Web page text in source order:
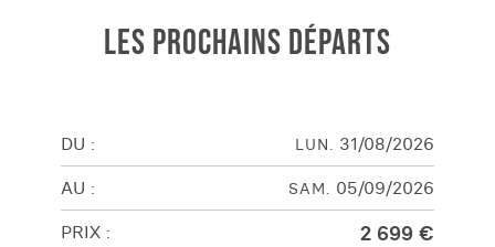
LES PROCHAINS DÉPARTS
LUN. 31/08/2026
SAM. 05/09/2026
2 699 €